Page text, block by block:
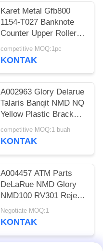
Karet Metal Gfb800
1154-T027 Banknote
Counter Upper Roller
ATM suku cadang
competitive MOQ:1pc
KONTAK
A002963 Glory Delarue
Talaris Banqit NMD NQ
Yellow Plastic Bracket
NMD ATM Parts
competitive MOQ:1 buah
KONTAK
A004457 ATM Parts
DeLaRue NMD Glory
NMD100 RV301 Reject
Cassette Pad
Negotiate MOQ:1
KONTAK